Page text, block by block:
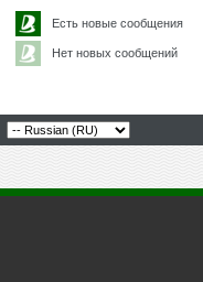
Есть новые сообщения
Нет новых сообщений